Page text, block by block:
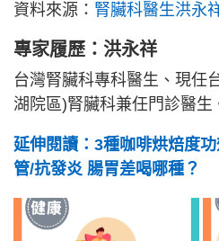
資料來源： 腎臟科醫生洪永
專家履歷：洪永祥
台灣腎臟科專科醫生、現任
湖院區)腎臟科兼任門診醫生
延伸閱讀：3種咖啡烘焙度
管/抗發炎 腸胃差喝哪種？